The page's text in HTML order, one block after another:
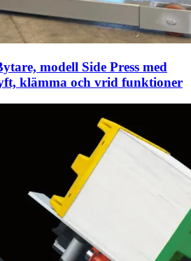
modell Side Press med
klämma och vrid funktioner